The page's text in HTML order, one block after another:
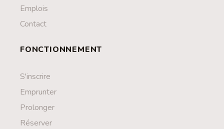
Emplois
Contact
FONCTIONNEMENT
S'inscrire
Emprunter
Prolonger
Réserver